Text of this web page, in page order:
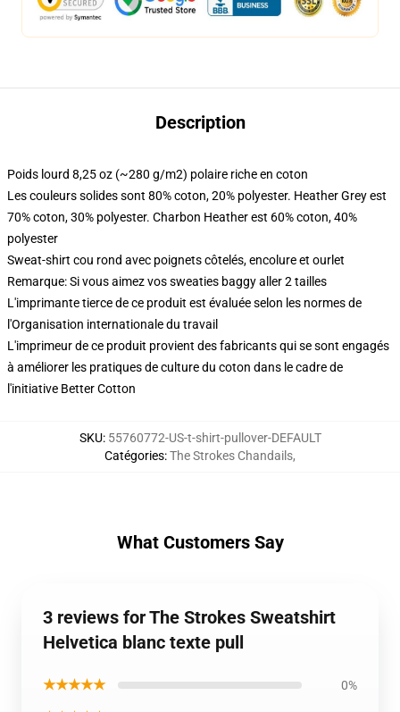
Description
Poids lourd 8,25 oz (~280 g/m2) polaire riche en coton
Les couleurs solides sont 80% coton, 20% polyester. Heather Grey est
70% coton, 30% polyester. Charbon Heather est 60% coton, 40%
polyester
Sweat-shirt cou rond avec poignets côtelés, encolure et ourlet
Remarque: Si vous aimez vos sweaties baggy aller 2 tailles
L'imprimante tierce de ce produit est évaluée selon les normes de
l'Organisation internationale du travail
L'imprimeur de ce produit provient des fabricants qui se sont engagés
à améliorer les pratiques de culture du coton dans le cadre de
l'initiative Better Cotton
SKU: 55760772-US-t-shirt-pullover-DEFAULT
Catégories:The Strokes Chandails,
What Customers Say
3 reviews for The Strokes Sweatshirt
Helvetica blanc texte pull
★★★★★ 0%